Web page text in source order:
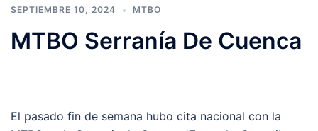
SEPTIEMBRE 10, 2024 MTBO
MTBO Serranía De Cuenca
El pasado fin de semana hubo cita nacional con la